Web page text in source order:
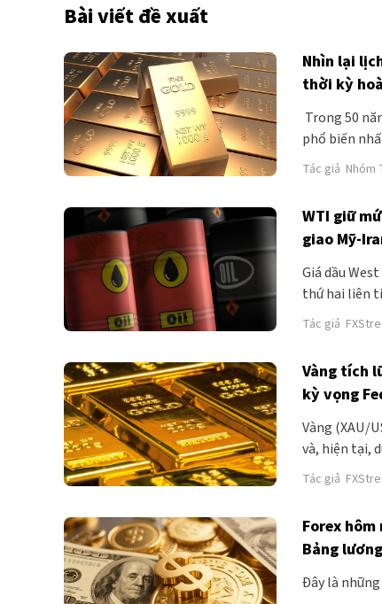
Bài viết đề xuất
Nhìn lại
thời kỳ
Trong 50
phổ biến
mức độ
chính. Vậy,
Tác giả Nhóm
WTI giữ
giao Mỹ-
Giá dầu
thứ hai liên
Sáu. Giá
cuộc xung
Tác giả
Vàng tích
kỳ vọng
Bảng
Vàng (XAU/
và, hiện tại,
trước từ mức
Tác giả
Forex
Bảng
Đây là